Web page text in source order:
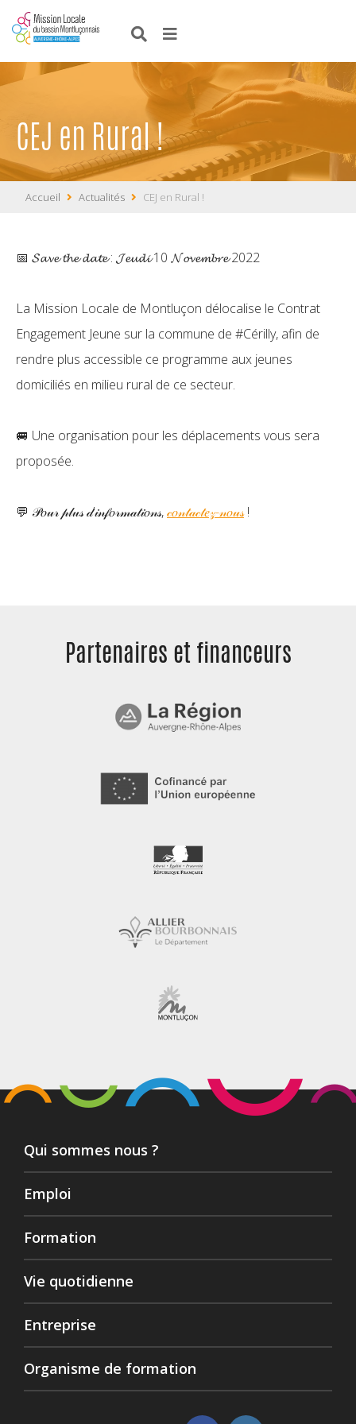
CEJ en Rural !
Accueil Actualités CEJ en Rural !
📅 𝓢𝓪𝓿𝓮 𝓽𝓱𝓮 𝓭𝓪𝓽𝓮 : 𝓙𝓮𝓾𝓭𝓲 10 𝓝𝓸𝓿𝓮𝓶𝓫𝓻𝓮 2022
La Mission Locale de Montluçon délocalise le Contrat
Engagement Jeune sur la commune de #Cérilly, afin de
rendre plus accessible ce programme aux jeunes
domiciliés en milieu rural de ce secteur.
🚐 Une organisation pour les déplacements vous sera
proposée.
💬 𝒫𝑜𝓊𝓇 𝓅𝓁𝓊𝓈 𝒹’𝒾𝓃𝒻𝑜𝓇𝓂𝒶𝓉𝒾𝑜𝓃𝓈,𝒸𝑜𝓃𝓉𝒶𝒸𝓉𝑒𝓏-𝓃𝑜𝓊𝓈!
Partenaires et financeurs
Qui sommes nous ?
Emploi
Formation
Vie quotidienne
Entreprise
Organisme de formation